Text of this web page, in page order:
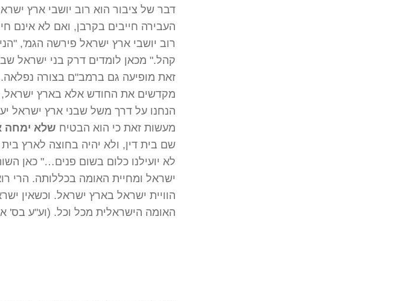
דבר של ציבור הוא רוב יושבי ארץ
העבירה חייבים בקרבן, ואם לא אינם
רוב יושבי ארץ ישראל פירשה הגמ',
קהל." מכאן לומדים דרק בני ישראל
זאת מופיעה גם ברמב"ם בצורה
מקדשים את החודש אלא בארץ ישראל,
הנחנו על דרך משל שבני ארץ ישראל
מעשות זאת כי הוא הבטיח שלא ימחה
שם בית דין, ולא יהיה בחוצה לארץ
לא יועילנו כלום בשום פנים…" כאן
ישראל ומחיית האומה בכללותה. הרי
הוויית ישראל בארץ ישראל. וכשאין
האומה הישראלית מכל וכל. (וע"ע